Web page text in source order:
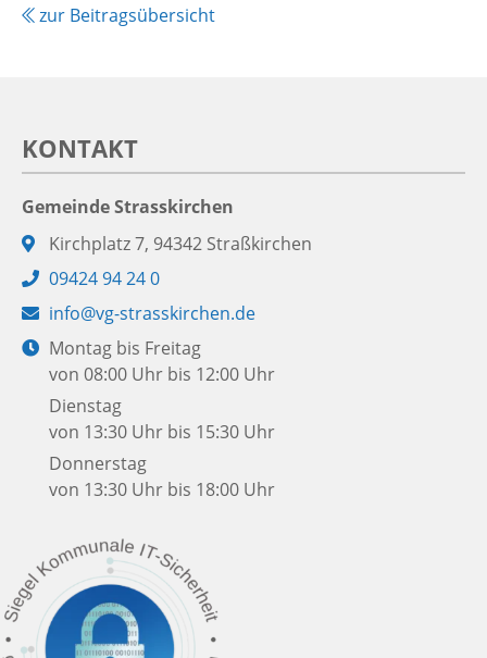
zur Beitragsübersicht
KONTAKT
Gemeinde Strasskirchen
Adresse:
Kirchplatz 7, 94342 Straßkirchen
Telefon:
09424 94 24 0
E-
Mail:
info@vg-strasskirchen.de
Öffnungszeiten:
Montag bis Freitag
von 08:00 Uhr bis 12:00 Uhr
Dienstag
von 13:30 Uhr bis 15:30 Uhr
Donnerstag
von 13:30 Uhr bis 18:00 Uhr